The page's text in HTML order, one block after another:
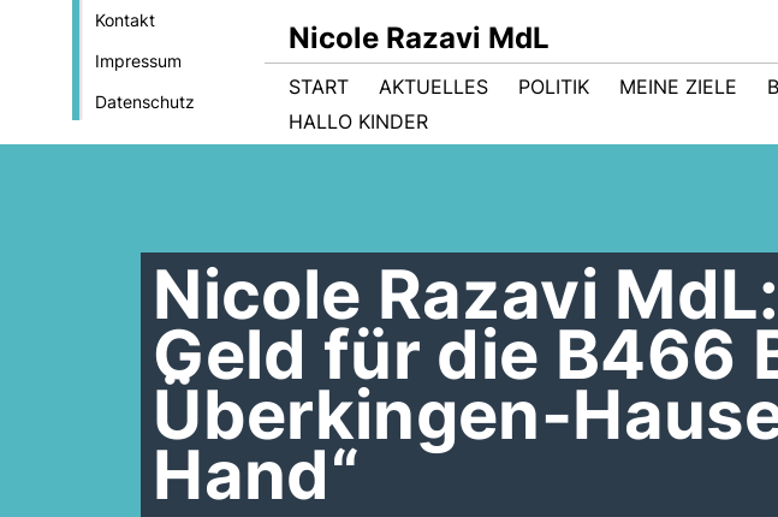
Kontakt
Impressum
Datenschutz
Nicole Razavi MdL
START AKTUELLES POLITIK MEINE ZIELE
HALLO KINDER
Nicole Razavi
Geld für die B466
Überkingen-
Hand“